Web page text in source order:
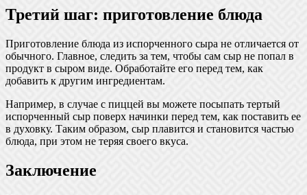
Третий шаг: приготовление блюда
Приготовление блюда из испорченного сыра не отличается от
обычного. Главное, следить за тем, чтобы сам сыр не попал в
продукт в сыром виде. Обработайте его перед тем, как
добавить к другим ингредиентам.
Например, в случае с пиццей вы можете посыпать тертый
испорченный сыр поверх начинки перед тем, как поставить ее
в духовку. Таким образом, сыр плавится и становится частью
блюда, при этом не теряя своего вкуса.
Заключение